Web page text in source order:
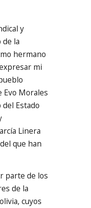
y
de la
hermano
mi
Evo Morales
Estado
Linera
que han
parte de los
de la
cuyos